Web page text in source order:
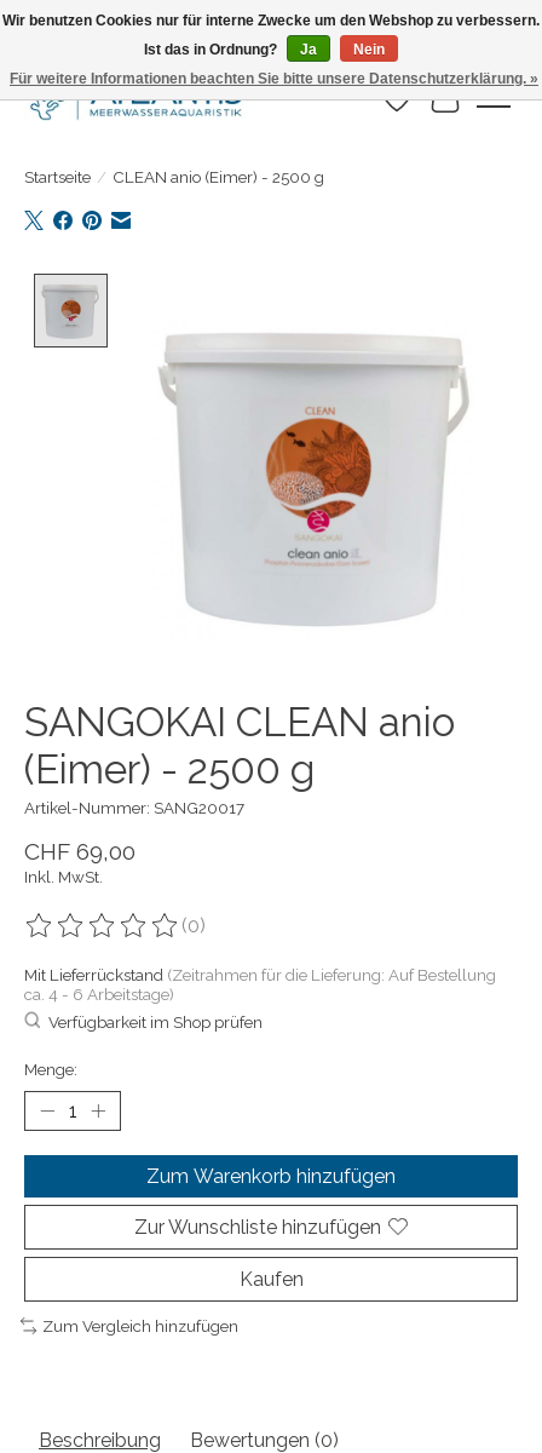
Täglicher Versand. Bestelle bis 15.00 Uhr
Wunschzettel
Ihr
Startseite / CLEAN anio (Eimer) - 2500 g
SANGOKAI CLEAN anio
(Eimer) - 2500 g
Artikel-Nummer: SANG20017
CHF 69,00
Inkl. MwSt.
Die Bewertung dieses Produkts ist
(0)
Mit Lieferrückstand (Zeitrahmen für die Lieferung: Auf Bestellung
ca. 4 - 6 Arbeitstage)
Verfügbarkeit im Shop prüfen
Menge:
Zum Warenkorb hinzufügen
Zur Wunschliste hinzufügen
Kaufen
Zum Vergleich hinzufügen
Beschreibung Bewertungen (0)
Wir benutzen Cookies nur für interne Zwecke um den Webshop zu verbessern.
Ist das in Ordnung?
Ja
Nein
Für weitere Informationen beachten Sie bitte unsere Datenschutzerklärung. »